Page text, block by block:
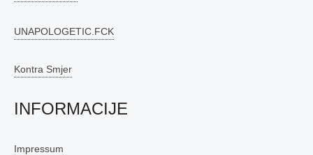
UNAPOLOGETIC.FCK
Kontra Smjer
INFORMACIJE
Impressum